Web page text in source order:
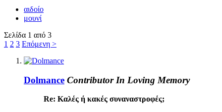
αιδοίο
μουνί
Σελίδα 1 από 3
1 2 3 Επόμενη >
Dolmance Contributor In Loving Memory
Re: Καλές ή κακές συναναστροφές;